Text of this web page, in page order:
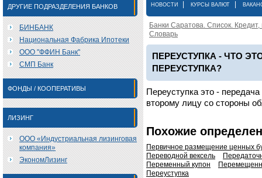
ДРУГИЕ ПОДРАЗДЕЛЕНИЯ БАНКОВ
БИНБАНК
Национальная Фабрика Ипотеки
ООО "ФФИН Банк"
СМП Банк
ФОНДЫ / КООПЕРАТИВЫ
ЛИЗИНГ
ООО «Индустриальная лизинговая
компания»
ЭкономЛизинг
НОВОСТИ КУРСЫ ВАЛЮТ
Банки Саратова. Список. Кредит,
Словарь
ПЕРЕУСТУПКА - ЧТО
ПЕРЕУСТУПКА?
Переуступка это -
второму лицу со стороны
Похожие
Первичное размещение ценных
Переводной вексель
Переменный купон
Переуступка